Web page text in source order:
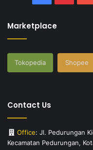
Marketplace
Tokopedia Shopee
Contact Us
Office: Jl. Pedurungan
Kecamatan Pedurungan,